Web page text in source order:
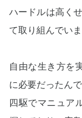
ハードルは高く
て取り組んでいま
自由な生き方を
に必要だったんで
四駆でマニュア